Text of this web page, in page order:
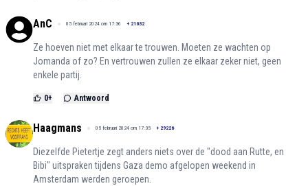
AnC 05 februari 2024 om 17:36 + 21632
Ze hoeven niet met elkaar te trouwen. Moeten ze wachten op
Jomanda of zo? En vertrouwen zullen ze elkaar zeker niet, geen
enkele partij.
0+ Antwoord
Haagmans 05 februari 2024 om 17:35 + 29226
Diezelfde Pietertje zegt anders niets over de "dood aan Rutte, en
Bibi" uitspraken tijdens Gaza demo afgelopen weekend in
Amsterdam werden geroepen.